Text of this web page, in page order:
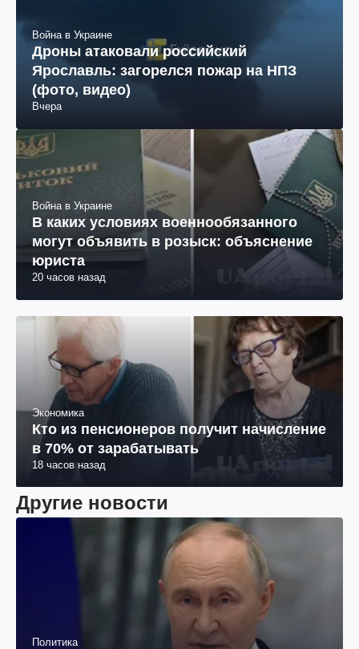
Война в Украине
Дроны атаковали российский
Ярославль: загорелся пожар на НПЗ
(фото, видео)
Вчера
Война в Украине
В каких условиях военнообязанного
могут объявить в розыск: объяснение
юриста
20 часов назад
Экономика
Кто из пенсионеров получит начисление
в 70% от зарабатывать
18 часов назад
Другие новости
Политика